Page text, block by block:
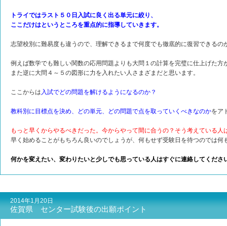
トライではラスト５０日入試に良く出る単元に絞り、
ここだけはというところを重点的に指導していきます。
志望校別に難易度も違うので、理解できるまで何度でも徹底的に復習できるの
例えば数学でも難しい関数の応用問題よりも大問１の計算を完璧に仕上げた方
また逆に大問４～５の図形に力を入れたい人さまざまだと思います。
ここからは 入試でどの問題を解けるようになるのか？
教科別に目標点を決め、どの単元、どの問題で点を取っていくべきなのかをア
もっと早くからやるべきだった。今からやって間に合うの？そう考えている
早く始めることがもちろん良いのでしょうが、何もせず受験日を待つのでは何
何かを変えたい、変わりたいと少しでも思っている人はすぐに連絡してくださ
2014年1月20日
佐賀県 センター試験後の出願ポイント